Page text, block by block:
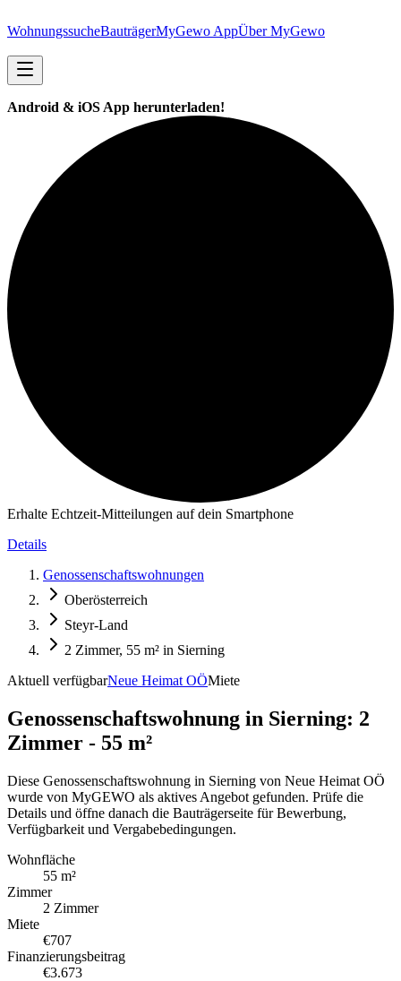
WohnungssucheBauträgerMyGewo AppÜber MyGewo
Android & iOS App herunterladen!
Erhalte Echtzeit-Mitteilungen auf dein Smartphone
Details
Genossenschaftswohnungen
Oberösterreich
Steyr-Land
2 Zimmer, 55 m² in Sierning
Aktuell verfügbarNeue Heimat OÖMiete
Genossenschaftswohnung in Sierning: 2
Zimmer - 55 m²
Diese Genossenschaftswohnung in Sierning von Neue Heimat OÖ
wurde von MyGEWO als aktives Angebot gefunden. Prüfe die
Details und öffne danach die Bauträgerseite für Bewerbung,
Verfügbarkeit und Vergabebedingungen.
Wohnfläche
55 m²
Zimmer
2 Zimmer
Miete
€707
Finanzierungsbeitrag
€3.673